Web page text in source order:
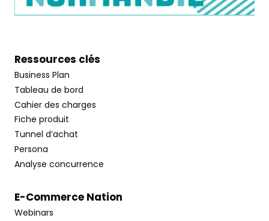
Ressources clés
Business Plan
Tableau de bord
Cahier des charges
Fiche produit
Tunnel d’achat
Persona
Analyse concurrence
E-Commerce Nation
Webinars